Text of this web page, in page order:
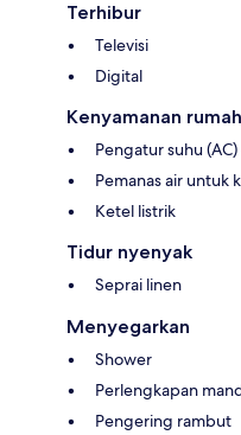
Terhibur
Televisi
Digital
Kenyamanan rumah
Pengatur suhu
Pemanas air untuk
Ketel listrik
Tidur nyenyak
Seprai linen
Menyegarkan
Shower
Perlengkapan
Pengering rambut